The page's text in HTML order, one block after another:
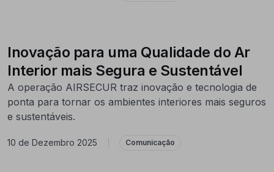
Inovação para uma Qualidade do Ar
Interior mais Segura e Sustentável
A operação AIRSECUR traz inovação e tecnologia de
ponta para tornar os ambientes interiores mais seguros
e sustentáveis.
10 de Dezembro 2025 Comunicação